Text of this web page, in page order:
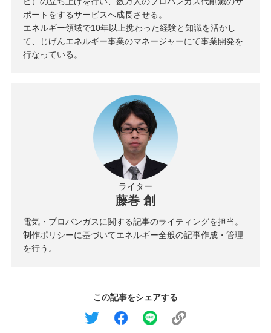
ポートをするサービスへ成長させる。
エネルギー領域で10年以上携わった経験と知識を活かし
て、じげんエネルギー事業のマネージャーにて事業開発を
行なっている。
ライター
藤巻 創
電気・プロパンガスに関する記事のライティングを担当。
制作ポリシーに基づいてエネルギー全般の記事作成・管理
を行う。
この記事をシェアする